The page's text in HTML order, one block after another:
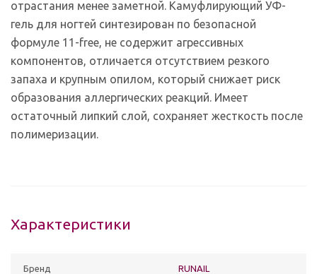
отрастания менее заметной. Камуфлирующий УФ-
гель для ногтей синтезирован по безопасной
формуле 11-free, не содержит агрессивных
компонентов, отличается отсутствием резкого
запаха и крупным опилом, который снижает риск
образования аллергических реакций. Имеет
остаточный липкий слой, сохраняет жесткость после
полимеризации.
Характеристики
Бренд RUNAIL